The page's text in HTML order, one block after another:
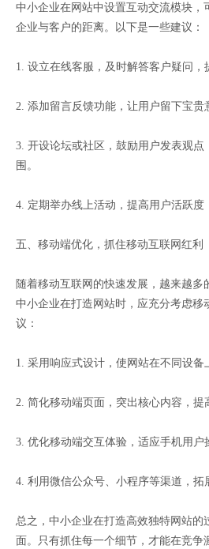
中小企业在网站中设置互动交流模块，
企业与客户的距离。以下是一些建议：
1. 设立在线客服，及时解答客户疑问，
2. 添加留言反馈功能，让用户留下宝贵
3. 开设论坛或社区，鼓励用户发表观
围。
4. 定期举办线上活动，提高用户活跃度
五、移动端优化，抓住移动互联网红利
随着移动互联网的快速发展，越来越多
中小企业在打造网站时，应充分考虑移
议：
1. 采用响应式设计，使网站在不同设备
2. 简化移动端页面，突出核心内容，提
3. 优化移动端交互体验，适应手机用户
4. 利用微信公众号、小程序等渠道，拓
总之，中小企业在打造高效独特网站的
面。只有抓住每一个细节，才能在竞争